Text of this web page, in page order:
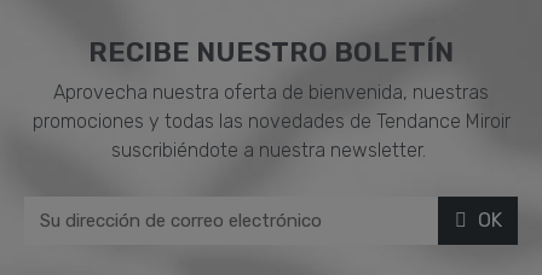
RECIBE NUESTRO BOLETÍN
Aprovecha nuestra oferta de bienvenida, nuestras
promociones y todas las novedades de Tendance Miroir
suscribiéndote a nuestra newsletter.
OK